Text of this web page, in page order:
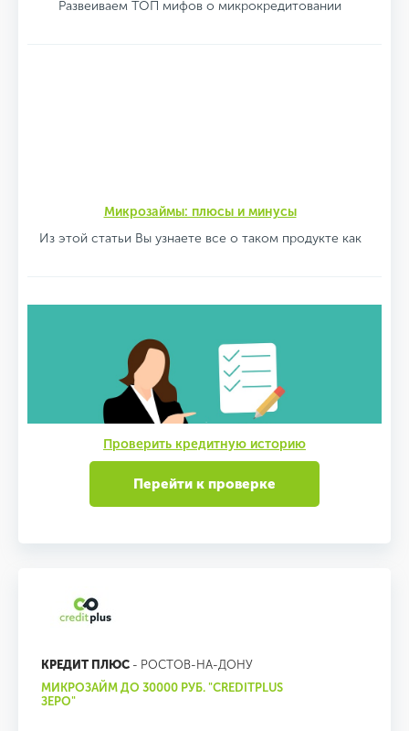
Развеиваем ТОП мифов о микрокредитовании
Микрозаймы: плюсы и минусы
Из этой статьи Вы узнаете все о таком продукте как
Проверить кредитную историю
Перейти к проверке
КРЕДИТ ПЛЮС - РОСТОВ-НА-ДОНУ
МИКРОЗАЙМ ДО 30000 РУБ. "CREDITPLUS
ЗЕРО"